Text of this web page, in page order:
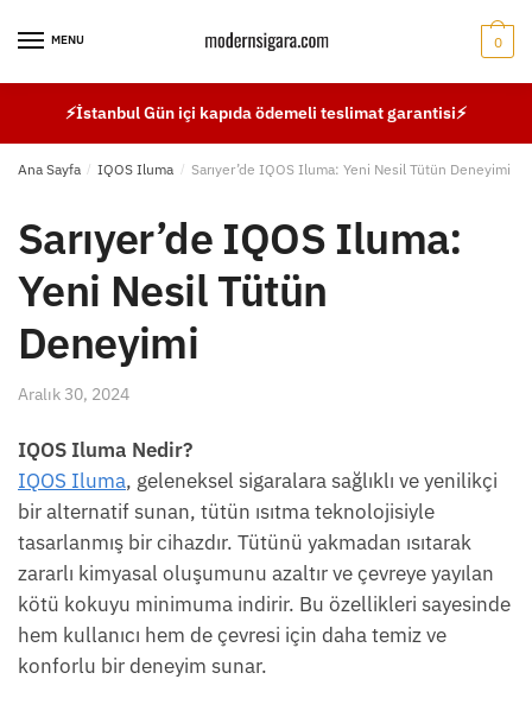
MENU 0
⚡İstanbul Gün içi kapıda ödemeli teslimat garantisi⚡
Ana Sayfa / IQOS Iluma / Sarıyer’de IQOS Iluma: Yeni Nesil Tütün Deneyimi
Sarıyer’de IQOS Iluma:
Yeni Nesil Tütün
Deneyimi
Aralık 30, 2024
IQOS Iluma Nedir?
IQOS Iluma, geleneksel sigaralara sağlıklı ve yenilikçi
bir alternatif sunan, tütün ısıtma teknolojisiyle
tasarlanmış bir cihazdır. Tütünü yakmadan ısıtarak
zararlı kimyasal oluşumunu azaltır ve çevreye yayılan
kötü kokuyu minimuma indirir. Bu özellikleri sayesinde
hem kullanıcı hem de çevresi için daha temiz ve
konforlu bir deneyim sunar.